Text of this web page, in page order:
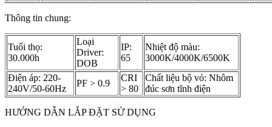
Thông tin chung:
Tuổi thọ:
30.000h
Loại
Driver:
DOB
IP:
65
Nhiệt độ màu:
3000K/4000K/6500K
Điện áp: 220-
240V/50-60Hz
PF > 0.9
CRI
> 80
Chất liệu bộ vỏ: Nhôm
đúc sơn tĩnh điện
HƯỚNG DẪN LẮP ĐẶT SỬ DỤNG